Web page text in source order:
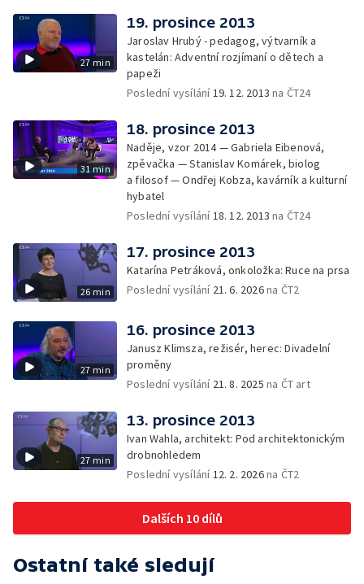
27 min
19. prosince 2013
Jaroslav Hrubý - pedagog, výtvarník a
kastelán: Adventní rozjímaní o dětech a
papeži
Poslední vysílání19. 12. 2013 na ČT24
31 min
18. prosince 2013
Naděje, vzor 2014 — Gabriela Eibenová,
zpěvačka — Stanislav Komárek, biolog
a filosof — Ondřej Kobza, kavárník a kulturní
hybatel
Poslední vysílání18. 12. 2013 na ČT24
26 min
17. prosince 2013
Katarína Petráková, onkoložka: Ruce na prsa
Poslední vysílání 21. 6. 2026na ČT2
27 min
16. prosince 2013
Janusz Klimsza, režisér, herec: Divadelní
proměny
Poslední vysílání 21. 8. 2025 na ČT art
27 min
13. prosince 2013
Ivan Wahla, architekt: Pod architektonickým
drobnohledem
Poslední vysílání12. 2. 2026na ČT2
Dalších 10 dílů
Ostatní také sledují